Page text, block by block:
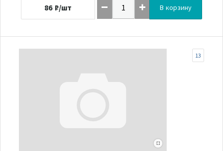
86 ₽/шт В корзину
13